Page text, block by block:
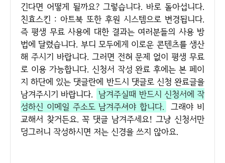
긴다면 어떻게 될까요? 그렇습니다. 바로 돌아섭니다.
친효스킨 : 아트북 또한 후원 시스템으로 변경됩니다.
즉 평생 무료 사용에 대한 결과는 여러분들의 사용 방
법에 달렸습니다. 부디 모두에게 이로운 콘텐츠를 생산
해 주시기 바랍니다. 그러면 전혀 문제 없이 평생 무료
로 이용 가능합니다. 신청서 작성 완료 후에는 본 페이
지 하단에 있는 댓글란에 반드시 댓글로 신청 완료글을
남겨주시기 바랍니다. 남겨주실때 반드시 신청서에 작
성하신 이메일 주소도 남겨주셔야 합니다.
그래야 비
교해서 찾거든요. 꼭 댓글 남겨주세요! 그냥 신청서만
덩그러니 작성하시면 저는 신경을 쓰지 않아요.